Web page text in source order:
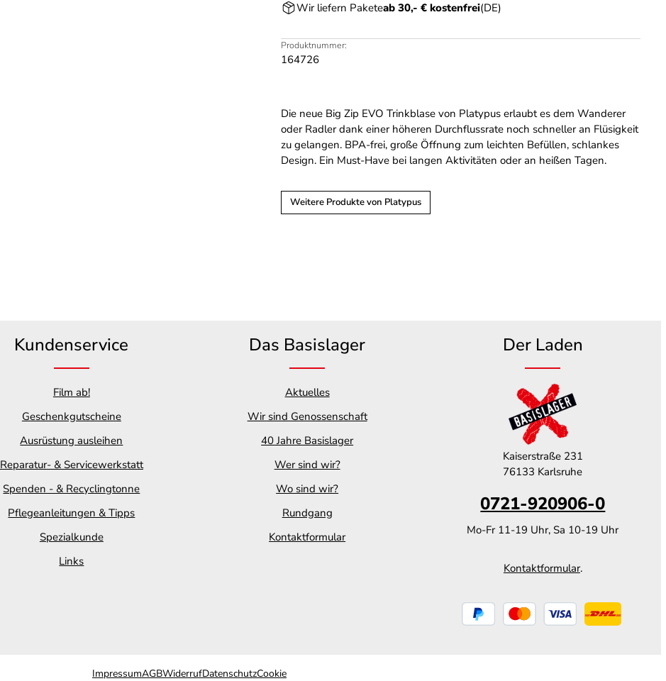
Wir liefern Paketeab 30,- € kostenfrei(DE)
Produktnummer:
164726
Die neue Big Zip EVO Trinkblase von Platypus erlaubt es dem Wanderer
oder Radler dank einer höheren Durchflussrate noch schneller an Flüsigkeit
zu gelangen. BPA-frei, große Öffnung zum leichten Befüllen, schlankes
Design. Ein Must-Have bei langen Aktivitäten oder an heißen Tagen.
Weitere Produkte von Platypus
Kundenservice
Film ab!
Geschenkgutscheine
Ausrüstung ausleihen
Reparatur- & Servicewerkstatt
Spenden - & Recyclingtonne
Pflegeanleitungen & Tipps
Spezialkunde
Links
Das Basislager
Aktuelles
Wir sind Genossenschaft
40 Jahre Basislager
Wer sind wir?
Wo sind wir?
Rundgang
Kontaktformular
Der Laden
Kaiserstraße 231
76133 Karlsruhe
0721-920906-0
Mo-Fr 11-19 Uhr, Sa 10-19 Uhr
Kontaktformular.
ImpressumAGBWiderrufDatenschutzCookie